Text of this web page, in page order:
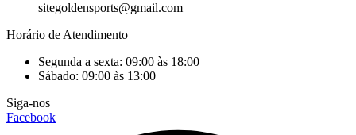
sitegoldensports@gmail.com
Horário de Atendimento
Segunda a sexta: 09:00 às 18:00
Sábado: 09:00 às 13:00
Siga-nos
Facebook